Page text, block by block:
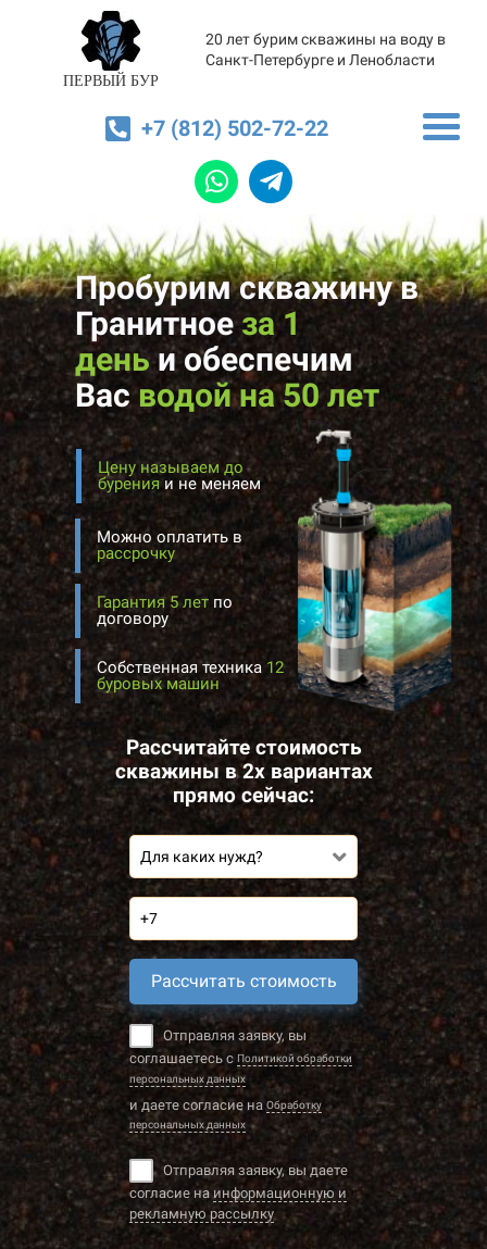
ПЕРВЫЙ БУР
20 лет бурим скважины на воду в
Санкт-Петербурге и Ленобласти
+7 (812) 502-72-22
Пробурим скважину в
Гранитноеза 1
деньиобеспечим
Васводой на 50 лет
Цену называем до
буренияи не меняем
Собственная техника 12
буровых машин
Можно оплатить в
рассрочку
Рассчитайте стоимость
скважины в 2х вариантах
прямо сейчас:
Для каких нужд?
Рассчитать стоимость
Отправляя заявку, вы
соглашаетесь с Политикой обработки
персональных данных
и даете согласие на Обработку
персональных данных
Отправляя заявку, вы даете
согласие наинформационную и
рекламную рассылку
Гарантия 5 лет по
договору